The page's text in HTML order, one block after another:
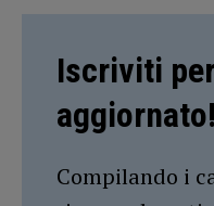
Iscriviti
aggiornato!
Compilando i